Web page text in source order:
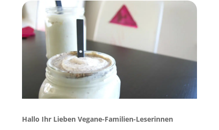
Hallo Ihr Lieben Vegane-Familien-Leserinnen